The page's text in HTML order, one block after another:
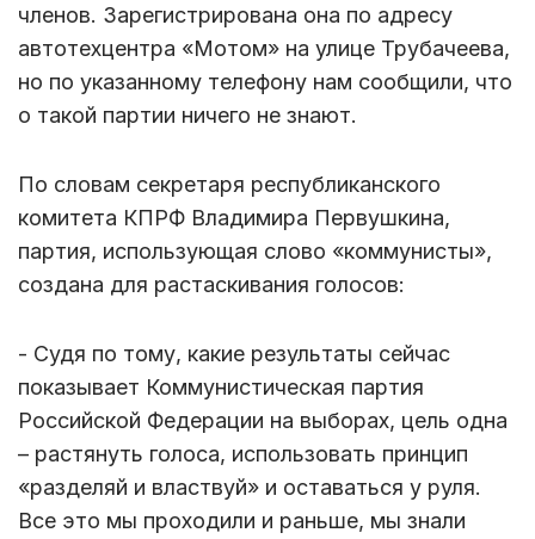
членов. Зарегистрирована она по адресу
автотехцентра «Мотом» на улице Трубачеева,
но по указанному телефону нам сообщили, что
о такой партии ничего не знают.
По словам секретаря республиканского
комитета КПРФ Владимира Первушкина,
партия, использующая слово «коммунисты»,
создана для растаскивания голосов:
- Судя по тому, какие результаты сейчас
показывает Коммунистическая партия
Российской Федерации на выборах, цель одна
– растянуть голоса, использовать принцип
«разделяй и властвуй» и оставаться у руля.
Все это мы проходили и раньше, мы знали